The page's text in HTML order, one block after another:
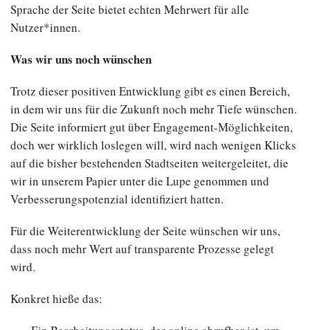
Sprache der Seite bietet echten Mehrwert für alle
Nutzer*innen.
Was wir uns noch wünschen
Trotz dieser positiven Entwicklung gibt es einen Bereich,
in dem wir uns für die Zukunft noch mehr Tiefe wünschen.
Die Seite informiert gut über Engagement-Möglichkeiten,
doch wer wirklich loslegen will, wird nach wenigen Klicks
auf die bisher bestehenden Stadtseiten weitergeleitet, die
wir in unserem Papier unter die Lupe genommen und
Verbesserungspotenzial identifiziert hatten.
Für die Weiterentwicklung der Seite wünschen wir uns,
dass noch mehr Wert auf transparente Prozesse gelegt
wird.
Konkret hieße das: